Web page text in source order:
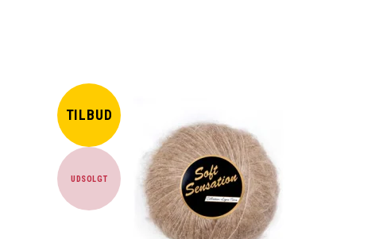
TILBUD
UDSOLGT